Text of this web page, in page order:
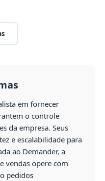
em fornecer
o controle
da empresa. Seus
e escalabilidade para
ao Demander, a
vendas opere com
pedidos